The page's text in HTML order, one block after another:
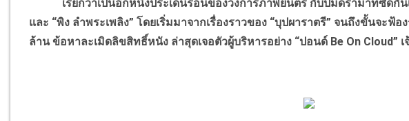
เรียกว่าเป็นอีกหนึ่งประเด็นร้อนของวงการภาพยนตร์ กับปมดราม่าที่ซัดกันเ
และ “พิง ลำพระเพลิง” โดยเริ่มมาจากเรื่องราวของ “บุปผาราตรี” จนถึงขั้นจะฟ้
ล้าน ข้อหาละเมิดลิขสิทธิ์หนัง ล่าสุดเจอตัวผู้บริหารอย่าง “ปอนด์ Be On Cloud” เ